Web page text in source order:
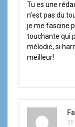
Tu es une
n’est pas du
je me fascine
touchante qui
mélodie, si
meilleur!